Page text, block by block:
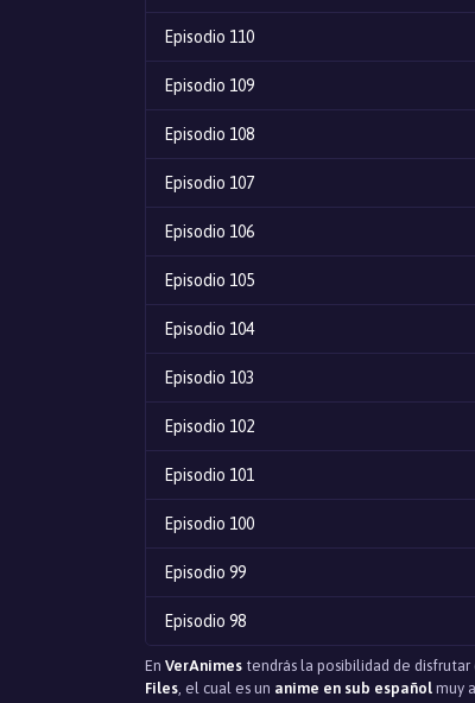
Episodio 110
Episodio 109
Episodio 108
Episodio 107
Episodio 106
Episodio 105
Episodio 104
Episodio 103
Episodio 102
Episodio 101
Episodio 100
Episodio 99
Episodio 98
Episodio 97
En VerAnimes tendrás la posibilidad de disfrutar
Files, el cual es un anime en sub español muy